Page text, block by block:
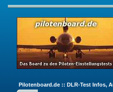
Pilotenboard.de :: DLR-Test Infos,